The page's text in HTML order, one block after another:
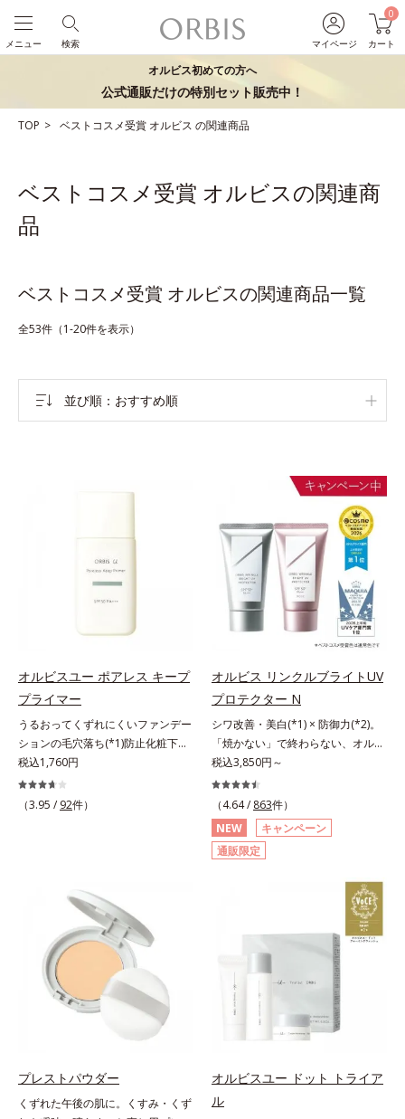
マイページ
0
カート
検索
メニュー
オルビス初めての方へ
公式通販だけの特別セット販売中！
TOP ベストコスメ受賞 オルビス の関連商品
ベストコスメ受賞 オルビスの関連商
品
ベストコスメ受賞 オルビスの関連商品一覧
全53件（1-20件を表示）
並び順 おすすめ順
オルビスユー ポアレス キープ
プライマー
うるおってくずれにくいファンデー
ションの毛穴落ち(*1)防止化粧下
地。ファンデーションの毛穴落ち
(*1)防止化粧下地です。毛穴
1/10000サイズのマイクロカバー成
と皮脂のバランスを整え、乾燥＆ベ
タつきレスに。さらに毛穴周りの肌
にうるおいを与え、キュッと引き締
め＆ハリ感をUPさせます。また皮
脂を感知するとギュッと固まる膜を
採用。ファンデーションのくずれや
毛穴落ちを防ぎ、キレイが長持ちし
ます。軽やかにのびるリキッドが肌
ぱらないここちよい密着感で、さま
ざまなタイプのファンデと併用でき
税込1,760円
（3.95 / 92件）
オルビス リンクルブライトUV
プロテクター N
シワ改善・美白(*1) × 防御力(*2)。
「焼かない」で終わらない、オルビ
ス最高峰(*3)日焼け止め。シワ改
善・美白(*1) × 防御力(*2)「焼かな
い」で終わらないオルビス最高峰
(*3)顔用日焼け止めです。ポーラ化
成の独自研究による、紫外線に反応
して強固な膜を形成する技術「瞬間
(*4)」を搭載。紫外線を浴びた膜が
厚く強靭に進化することで、紫外線
が強い環境でも汗やくずれから肌を
守り、美容成分(*5)の浸透を促進
(*6)します。有効成分「ナイアシン
アミド」配合。真皮のコラーゲン産
生を促進し今あるシワを改善。メラ
ニンの受け渡しを抑制することで、
プローチ。保湿成分が日中の肌にも
うるおいを与え、明るくなめらかな
税込3,850円～
（4.64 / 863件）
NEW
キャンペーン
通販限定
プレストパウダー
くずれた午後の肌に。くすみ・くず
オルビスユー ドット トライア
ル